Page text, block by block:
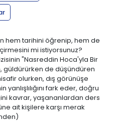
hem tarihini öğrenip, hem de
mi istiyorsunuz?
"Nasreddin Hoca'yla Bir
güldürürken de düşündüren
olurken, dış görünüşe
fark eder, doğru
kavrar, yaşananlardan ders
ait kişilere karşı merak